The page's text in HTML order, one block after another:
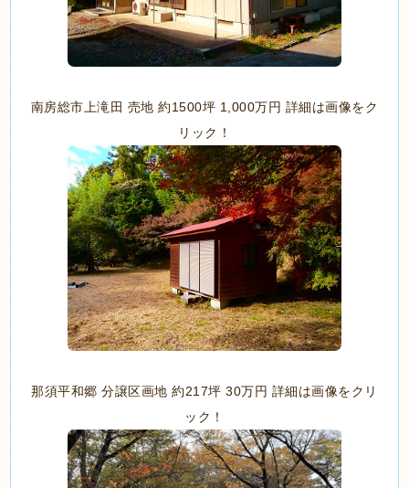
南房総市上滝田 売地 約1500坪 1,000万円 詳細は画像をク
リック！
那須平和郷 分譲区画地 約217坪 30万円 詳細は画像をクリ
ック！